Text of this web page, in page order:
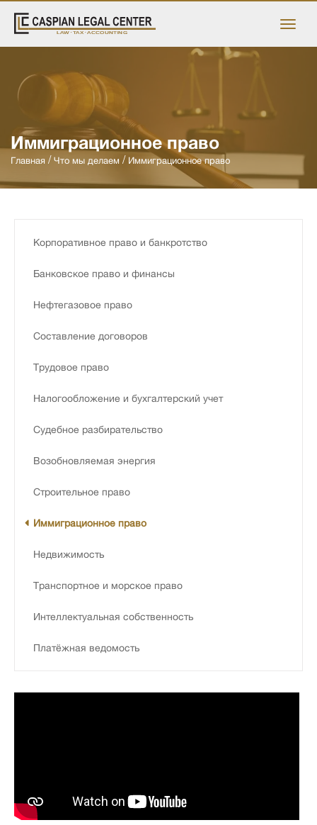
Иммиграционное право
Главная Что мы делаем Иммиграционное право
Kорпоративное право и банкротство
Банковское право и финансы
Нефтегазовое право
Составление договоров
Трудовое право
Налогообложение и бухгалтерский учет
Судебное разбирательство
Возобновляемая энергия
Строительное право
Иммиграционное право
Недвижимость
Транспортное и морское право
Интеллектуальная собственность
Платёжная ведомость